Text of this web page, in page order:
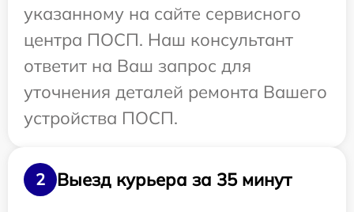
указанному на сайте сервисного
центра ПОСП. Наш консультант
ответит на Ваш запрос для
уточнения деталей ремонта Вашего
устройства ПОСП.
2
Выезд курьера за 35 минут